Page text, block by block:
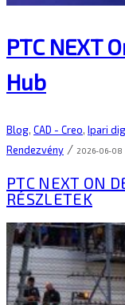
PTC NEXT
Hub
Blog, CAD - Creo, Ipari
Rendezvény / 2026-06-08
PTC NEXT ON
RÉSZLETEK